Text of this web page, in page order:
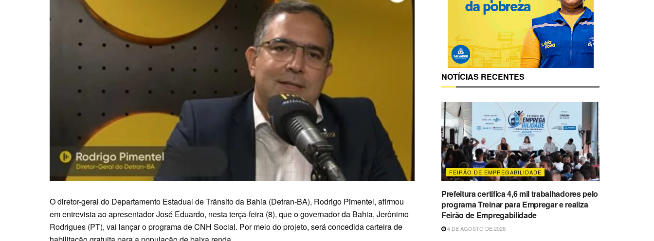
O diretor-geral do Departamento Estadual de Trânsito da Bahia (Detran-BA), Rodrigo Pimentel, afirmou
em entrevista ao apresentador José Eduardo, nesta terça-feira (8), que o governador da Bahia, Jerônimo
Rodrigues (PT), vai lançar o programa de CNH Social. Por meio do projeto, será concedida carteira de
NOTÍCIAS RECENTES
FEIRÃO DE EMPREGABILIDADE
Prefeitura certifica 4,6 mil trabalhadores pelo
programa Treinar para Empregar e realiza
Feirão de Empregabilidade
4 DE AGOSTO DE 2026